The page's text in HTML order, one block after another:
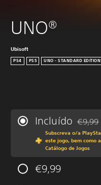
UNO®
Ubisoft
PS4 PS5 UNO - STANDARD EDITION
Incluído Com
€9,99
Subscreva o/a
este jogo, bem como
Catálogo de Jogos
€9,99